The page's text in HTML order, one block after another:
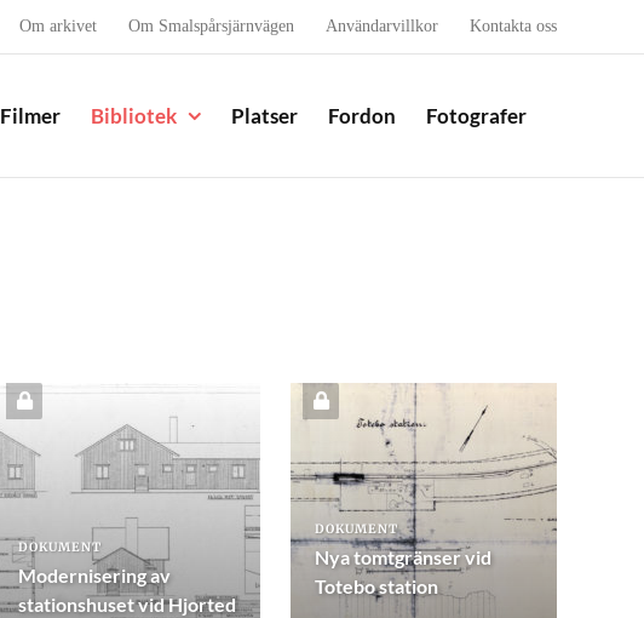
Om arkivet Om Smalspårsjärnvägen Användarvillkor Kontakta oss
Filmer Bibliotek Platser Fordon Fotografer
DOKUMENT
Modernisering av
stationshuset vid Hjorted
DOKUMENT
Nya tomtgränser vid
Totebo station